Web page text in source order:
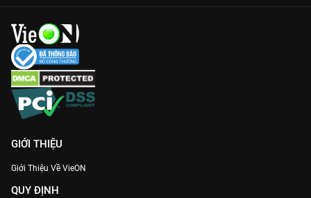
GIỚI THIỆU
Giới Thiệu Về VieON
QUY ĐỊNH